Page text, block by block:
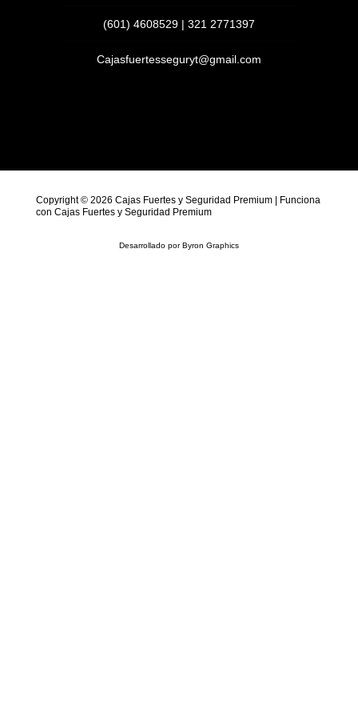
(601) 4608529 | 321 2771397
Cajasfuertesseguryt@gmail.com
Copyright © 2026 Cajas Fuertes y Seguridad Premium | Funciona
con Cajas Fuertes y Seguridad Premium
Desarrollado porByron Graphics